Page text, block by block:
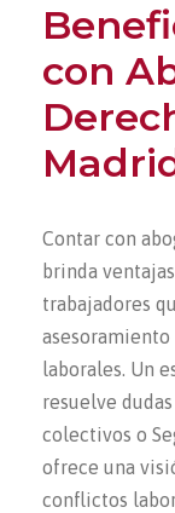
con
Contar con
brinda
trabajadores
laborales. Un
resuelve
colectivos o
ofrece una
conflictos